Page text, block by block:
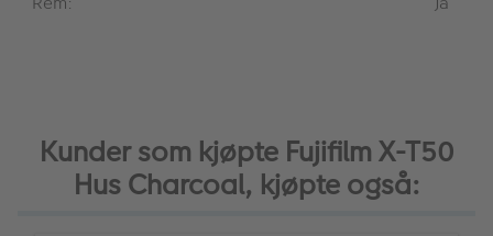
Kunder som kjøpte Fujifilm X-T50
Hus Charcoal, kjøpte også: